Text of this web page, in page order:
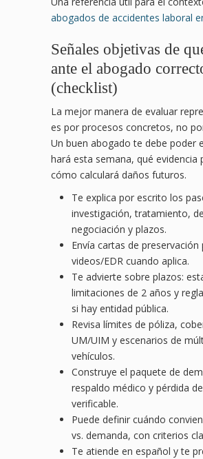
abogados de accidentes laboral
Señales objetivas de
ante el abogado
(checklist)
La mejor manera de evaluar
es por procesos concretos, no
Un buen abogado te debe poder
hará esta semana, qué evidencia
cómo calculará daños futuros.
Te explica por escrito los
investigación, tratamiento,
negociación y plazos.
Envía cartas de preservación
videos/EDR cuando aplica.
Te advierte sobre plazos:
limitaciones de 2 años y
si hay entidad pública.
Revisa límites de póliza,
UM/UIM y escenarios de
vehículos.
Construye el paquete de
respaldo médico y pérdida
verificable.
Puede definir cuándo
vs. demanda, con criterios
Te atiende en español y te